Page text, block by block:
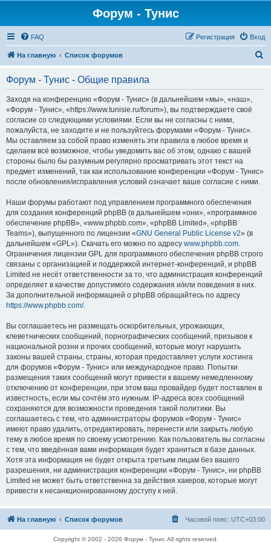
Форум - Тунис
FAQ Вход
Регистрация
На главную Список форумов
Форум - Тунис - Общие правила
Заходя на конференцию «Форум - Тунис» (в дальнейшем «мы», «наш»,
«Форум - Тунис», «https://www.tunisie.ru/forum»), вы подтверждаете своё
согласие со следующими условиями. Если вы не согласны с ними,
пожалуйста, не заходите и не пользуйтесь форумами «Форум - Тунис».
Мы оставляем за собой право изменять эти правила в любое время и
сделаем всё возможное, чтобы уведомить вас об этом, однако с вашей
стороны было бы разумным регулярно просматривать этот текст на
предмет изменений, так как использование конференции «Форум - Тунис»
после обновления/исправления условий означает ваше согласие с ними.
Наши форумы работают под управлением программного обеспечения
для создания конференций phpBB (в дальнейшем «они», «программное
обеспечение phpBB», «www.phpbb.com», «phpBB Limited», «phpBB
Teams»), выпущенного по лицензии «GNU General Public License v2» (в
дальнейшем «GPL»). Скачать его можно по адресу www.phpbb.com.
Ограничения лицензии GPL для программного обеспечения phpBB строго
связаны с организацией и поддержкой интернет-конференций, и phpBB
Limited не несёт ответственности за то, что администрация конференций
определяет в качестве допустимого содержания и/или поведения в них.
За дополнительной информацией о phpBB обращайтесь по адресу
https://www.phpbb.com/.
Вы соглашаетесь не размещать оскорбительных, угрожающих,
клеветнических сообщений, порнографических сообщений, призывов к
национальной розни и прочих сообщений, которые могут нарушить
законы вашей страны, страны, которая предоставляет услуги хостинга
для форумов «Форум - Тунис» или международное право. Попытки
размещения таких сообщений могут привести к вашему немедленному
отключению от конференции, при этом ваш провайдер будет поставлен в
известность, если мы сочтём это нужным. IP-адреса всех сообщений
сохраняются для возможности проведения такой политики. Вы
соглашаетесь с тем, что администраторы форумов «Форум - Тунис»
имеют право удалить, отредактировать, перенести или закрыть любую
тему в любое время по своему усмотрению. Как пользователь вы согласны
с тем, что введённая вами информация будет храниться в базе данных.
Хотя эта информация не будет открыта третьим лицам без вашего
разрешения, ни администрация конференции «Форум - Тунис», ни phpBB
Limited не может быть ответственна за действия хакеров, которые могут
привести к несанкционированному доступу к ней.
На главную Список форумов Часовой пояс: UTC+03:00
Copyright © 2002 - 2026 Форум - Тунис All rights reserved.